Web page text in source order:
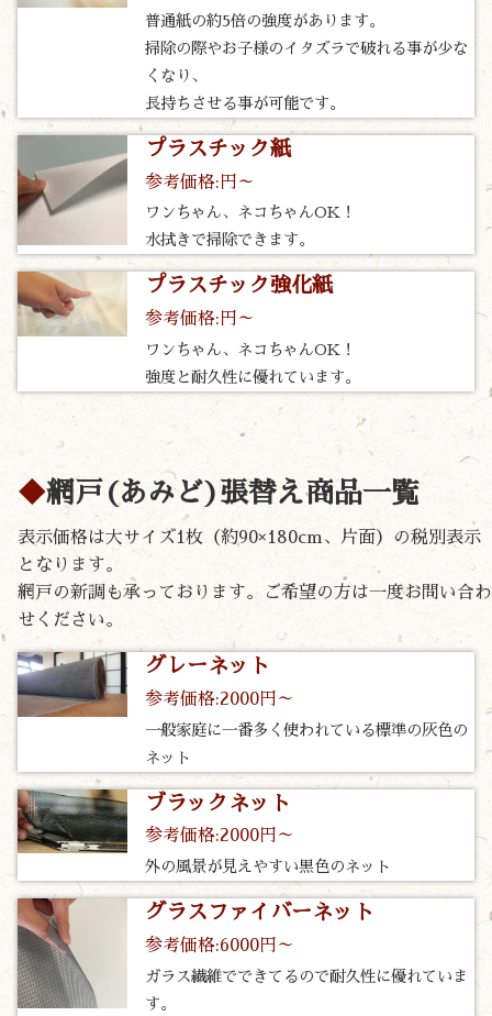
普通紙の約5倍の強度があります。
掃除の際やお子様のイタズラで破れる事が少な
くなり、
長持ちさせる事が可能です。
プラスチック紙
参考価格:円～
ワンちゃん、ネコちゃんOK！
水拭きで掃除できます。
プラスチック強化紙
参考価格:円～
ワンちゃん、ネコちゃんOK！
強度と耐久性に優れています。
網戸(あみど)張替え商品一覧
表示価格は大サイズ1枚（約90×180cm、片面）の税別表示
となります。
網戸の新調も承っております。ご希望の方は一度お問い合わ
せください。
グレーネット
参考価格:2000円～
一般家庭に一番多く使われている標準の灰色の
ネット
ブラックネット
参考価格:2000円～
外の風景が見えやすい黒色のネット
グラスファイバーネット
参考価格:6000円～
ガラス繊維でできてるので耐久性に優れていま
す。